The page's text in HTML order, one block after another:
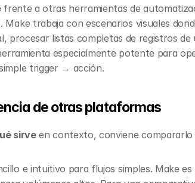
frente a otras herramientas de
trabaja con escenarios visuales
procesar listas completas de registros
especialmente potente para
trigger → acción.
de otras plataformas
sirve en contexto, conviene compararlo
e intuitivo para flujos simples. Make